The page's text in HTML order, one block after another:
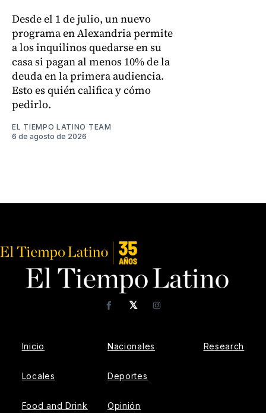
Desde el 1 de julio, un nuevo
programa en Alexandria permite
a los inquilinos quedarse en su
casa si pagan al menos 10% de la
deuda en la primera audiencia.
Esto es quién califica y cómo
pedirlo.
EL TIEMPO LATINO TEAM
6 de agosto de 2026
𝕏
FacebookInstagram
Inicio
Locales
Food and Drink
Nacionales
Deportes
Opinión
Research